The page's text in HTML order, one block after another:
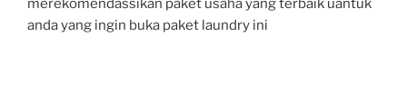
merekomendassikan paket usaha yang terbaik uantuk
anda yang ingin buka paket laundry ini